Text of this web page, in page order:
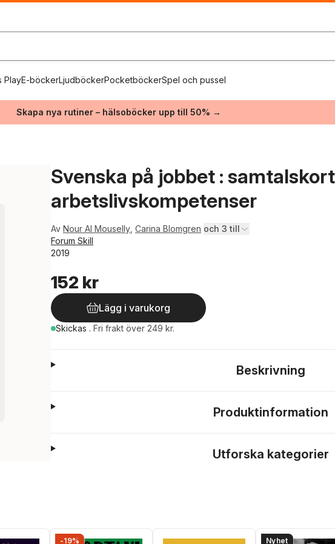
PlayE-böckerLjudböckerPocketböckerSpel och pussel
Skapa nya rutiner – hälsoböcker upp till 50% →
Svenska på jobbet :
arbetslivskompetenser
Av Nour Al Mouselly Carina Blomgren och 3 till
Forum Skill
2019
152 kr
Lägg i varukorg
Skickas . Fri frakt över 249 kr.
Beskrivning
Produktinformation
Utforska kategorier
-19% Nyhet